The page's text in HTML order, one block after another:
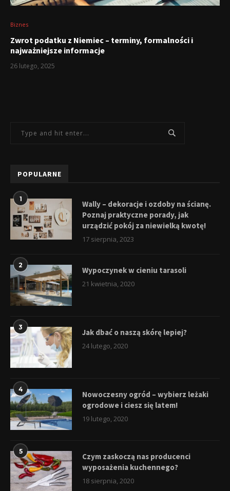
Biznes
Zwrot podatku z Niemiec – terminy, formalności i
najważniejsze informacje
26 lutego, 2025
POPULARNE
1
Wally – dekoracje i ozdoby na ścianę.
Poznaj praktyczne porady, jak
urządzić pokój za niewielką kwotę!
17 sierpnia, 2023
2
Wypoczynek w cieniu tarasoli
21 kwietnia, 2020
3
Jak dbać o naszą skórę lepiej?
24 lutego, 2020
4
Nowoczesny ogród – wybierz leżaki
ogrodowe i ciesz się latem!
19 lutego, 2020
5
Czym zaskoczą nas producenci
wyposażenia kuchennego?
18 sierpnia, 2020